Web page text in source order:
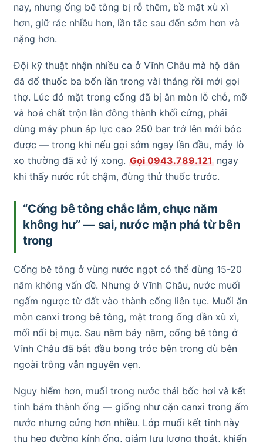
nay, nhưng ống bê tông bị rỗ thêm, bề mặt xù xì
hơn, giữ rác nhiều hơn, lần tắc sau đến sớm hơn và
nặng hơn.
Đội kỹ thuật nhận nhiều ca ở Vĩnh Châu mà hộ dân
đã đổ thuốc ba bốn lần trong vài tháng rồi mới gọi
thợ. Lúc đó mặt trong cống đã bị ăn mòn lỗ chỗ, mỡ
và hoá chất trộn lẫn đông thành khối cứng, phải
dùng máy phun áp lực cao 250 bar trở lên mới bóc
được — trong khi nếu gọi sớm ngay lần đầu, máy lò
xo thường đã xử lý xong. Gọi 0943.789.121 ngay
khi thấy nước rút chậm, đừng thử thuốc trước.
“Cống bê tông chắc lắm, chục năm
không hư” — sai, nước mặn phá từ bên
trong
Cống bê tông ở vùng nước ngọt có thể dùng 15-20
năm không vấn đề. Nhưng ở Vĩnh Châu, nước muối
ngấm ngược từ đất vào thành cống liên tục. Muối ăn
mòn canxi trong bê tông, mặt trong ống dần xù xì,
mối nối bị mục. Sau năm bảy năm, cống bê tông ở
Vĩnh Châu đã bắt đầu bong tróc bên trong dù bên
ngoài trông vẫn nguyên vẹn.
Nguy hiểm hơn, muối trong nước thải bốc hơi và kết
tinh bám thành ống — giống như cặn canxi trong ấm
nước nhưng cứng hơn nhiều. Lớp muối kết tinh này
thu hẹp đường kính ống, giảm lưu lượng thoát, khiến